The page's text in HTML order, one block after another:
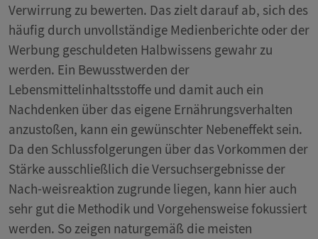
Verwirrung zu bewerten. Das zielt darauf ab, sich des
häufig durch unvollständige Medienberichte oder der
Werbung geschuldeten Halbwissens gewahr zu
werden. Ein Bewusstwerden der
Lebensmittelinhaltsstoffe und damit auch ein
Nachdenken über das eigene Ernährungsverhalten
anzustoßen, kann ein gewünschter Nebeneffekt sein.
Da den Schlussfolgerungen über das Vorkommen der
Stärke ausschließlich die Versuchsergebnisse der
Nach-weisreaktion zugrunde liegen, kann hier auch
sehr gut die Methodik und Vorgehensweise fokussiert
werden. So zeigen naturgemäß die meisten